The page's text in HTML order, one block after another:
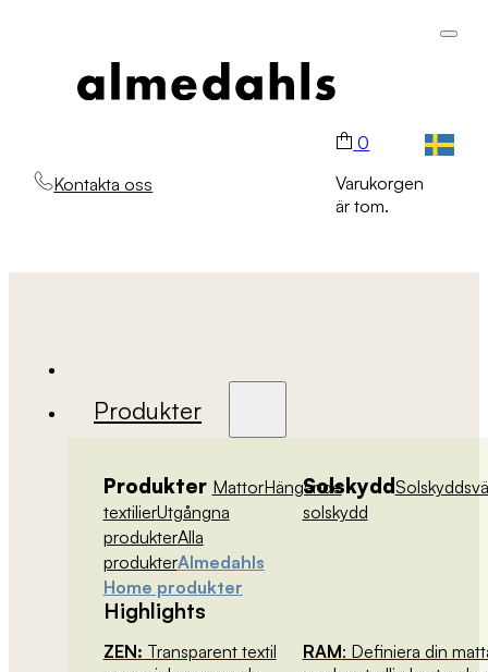
Kontakta oss
0
Varukorgen
är tom.
Produkter
Produkter MattorHängande
textilierUtgångna
produkterAlla
produkterAlmedahls
Home produkter
Solskydd
solskydd
Highlights
ZEN: Transparent textil
RAM: Definiera din